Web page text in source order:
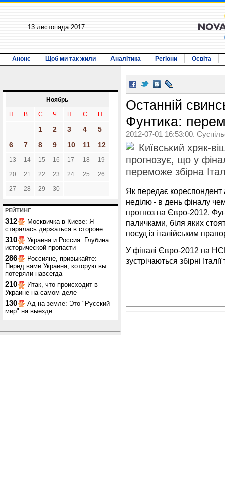
13 листопада 2017
Анонс Щоб ми так жили Аналітика Регіони Освіта
Ноябрь
П В С Ч П С Н
1 2 3 4
5
6
7 8 9 10 11 12
13 14 15 16 17 18 19
20 21 22 23 24 25 26
27 28 29 30
РЕЙТИНГ
312
Москвичка в Киеве: Я
старалась держаться в стороне...
310
Украина и Россия: Глубина
исторической пропасти
286
Россияне, привыкайте:
Перед вами Украина, которую вы
потеряли навсегда
210
Итак, что происходит в
Украине на самом деле
130
Ад на земле: Это "Русский
мир" на выезде
Останній
Фунтика:
2012-07-01 16:53:00.
Київський хряк-
прогнозує, що у
переможе збірна
Як передає кореспондент
неділю - в день фіналу
прогноз на Євро-2012.
паличками, біля яких
посуд із італійським
У фіналі Євро-2012 на
зустрічаються збірні Італії